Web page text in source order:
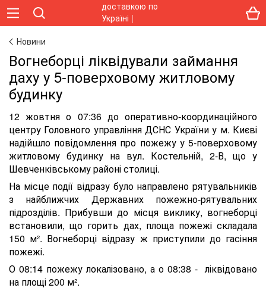
Новини
Вогнеборці ліквідували займання
даху у 5-поверховому житловому
будинку
12 жовтня о 07:36 до оперативно-координаційного
центру Головного управління ДСНС України у м. Києві
надійшло повідомлення про пожежу у 5-поверховому
житловому будинку на вул. Костельній, 2-В, що у
Шевченківському районі столиці.
На місце події відразу було направлено рятувальників
з найближчих Державних пожежно-рятувальних
підрозділів. Прибувши до місця виклику, вогнеборці
встановили, що горить дах, площа пожежі складала
150 м². Вогнеборці відразу ж приступили до гасіння
пожежі.
О 08:14 пожежу локалізовано, а о 08:38 - ліквідовано
на площі 200 м².